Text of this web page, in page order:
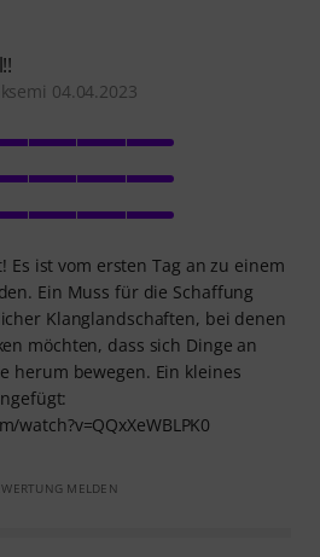
04.04.2023
ist vom ersten Tag an zu einem
Ein Muss für die Schaffung
Klanglandschaften, bei denen
möchten, dass sich Dinge an
herum bewegen. Ein kleines
MELDEN